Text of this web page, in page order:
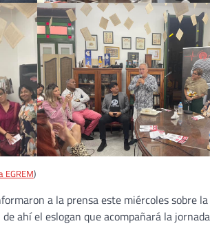
EGREM)
a la prensa este miércoles sobre la
ahí el eslogan que acompañará la